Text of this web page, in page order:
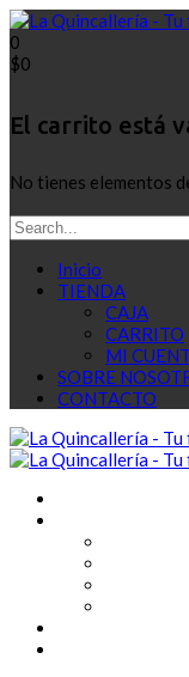
0
$0
El carrito está
No tienes elementos
Inicio
TIENDA
CAJA
CARRITO
MI
SOBRE
CONTACTO